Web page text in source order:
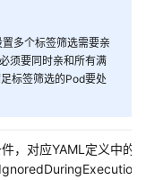
多个标签筛选需要亲
须要同时亲和所有满
标签筛选的Pod要处
，对应YAML定义中的